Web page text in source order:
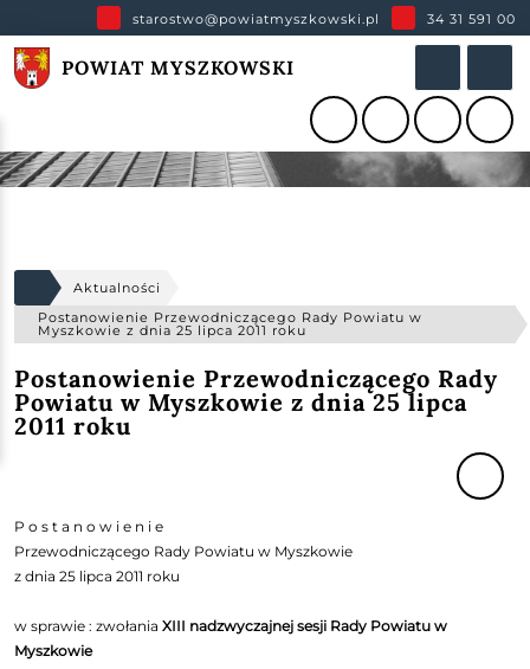
starostwo@powiatmyszkowski.pl 34 31 591 00
POWIAT MYSZKOWSKI
Aktualności
Postanowienie Przewodniczącego Rady Powiatu w
Myszkowie z dnia 25 lipca 2011 roku
Postanowienie Przewodniczącego Rady
Powiatu w Myszkowie z dnia 25 lipca
2011 roku
P o s t a n o w i e n i e
Przewodniczącego Rady Powiatu w Myszkowie
z dnia 25 lipca 2011 roku
w sprawie : zwołaniaXIII nadzwyczajnej sesji Rady Powiatu w
Myszkowie